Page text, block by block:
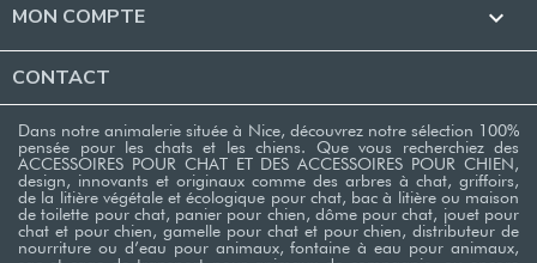
MON COMPTE 
CONTACT
Dans notre animalerie située à Nice, découvrez notre sélection 100%
pensée pour les chats et les chiens. Que vous recherchiez des
ACCESSOIRES POUR CHAT ET DES ACCESSOIRES POUR CHIEN,
design, innovants et originaux comme des arbres à chat, griffoirs,
de la litière végétale et écologique pour chat, bac à litière ou maison
de toilette pour chat, panier pour chien, dôme pour chat, jouet pour
chat et pour chien, gamelle pour chat et pour chien, distributeur de
nourriture ou d’eau pour animaux, fontaine à eau pour animaux,